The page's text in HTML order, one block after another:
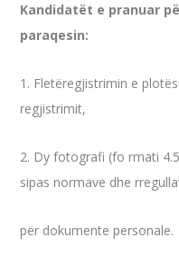
Kandidatët e pranuar
paraqesin:
1. Fletëregjistrimin e
regjistrimit,
2. Dy fotografi (fo rmati
sipas normave dhe
për dokumente personale.